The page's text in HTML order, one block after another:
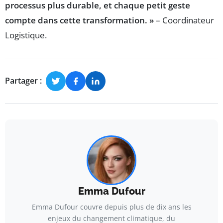
processus plus durable, et chaque petit geste
compte dans cette transformation. »– Coordinateur
Logistique.
Partager :
Emma Dufour
Emma Dufour couvre depuis plus de dix ans les
enjeux du changement climatique, du